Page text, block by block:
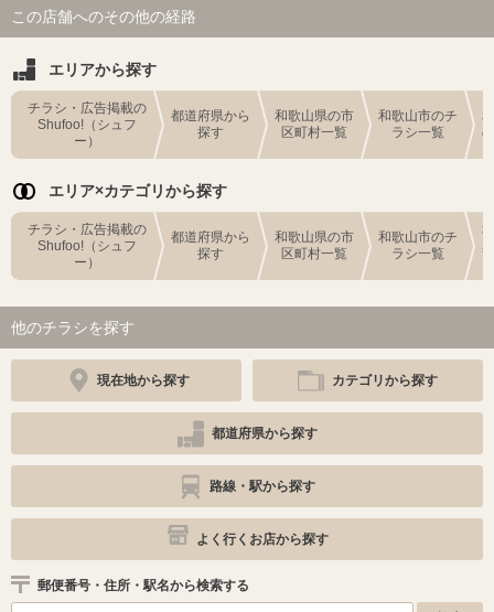
この店舗へのその他の経路
エリアから探す
チラシ・広告掲載の
Shufoo!（シュフ
ー）
都道府県から
探す
和歌山県の市
区町村一覧
和歌山市のチ
ラシ一覧
エリア×カテゴリから探す
チラシ・広告掲載の
Shufoo!（シュフ
ー）
都道府県から
探す
和歌山県の市
区町村一覧
和歌山市のチ
ラシ一覧
他のチラシを探す
現在地から探す カテゴリから探す
都道府県から探す
路線・駅から探す
よく行くお店から探す
郵便番号・住所・駅名から検索する